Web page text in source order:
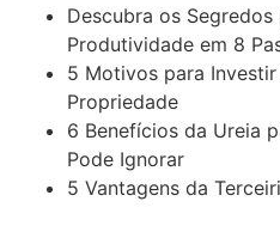
Descubra os
Produtividade em 8
5 Motivos para Investir
Propriedade
6 Benefícios da Ureia
Pode Ignorar
5 Vantagens da